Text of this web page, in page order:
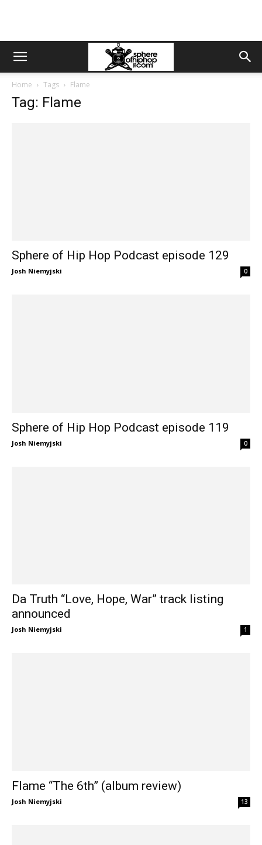
Home Tags Flame
Tag: Flame
Sphere of Hip Hop Podcast episode 129
Josh Niemyjski 0
Sphere of Hip Hop Podcast episode 119
Josh Niemyjski 0
Da Truth “Love, Hope, War” track listing
announced
Josh Niemyjski 1
Flame “The 6th” (album review)
Josh Niemyjski 13